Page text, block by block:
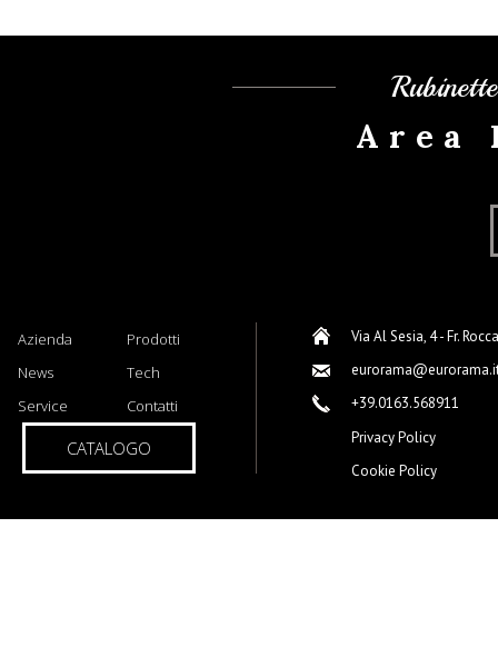
Area
Azienda
Prodotti
News
Tech
Service
Contatti
CATALOGO
Via Al Sesia, 4 - Fr.
+39.0163.568911
Privacy Policy
Cookie Policy